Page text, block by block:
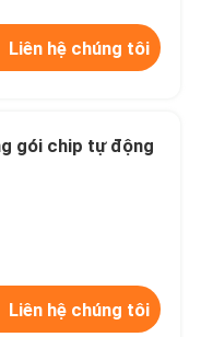
Liên hệ chúng tôi
gói chip tự động
Liên hệ chúng tôi